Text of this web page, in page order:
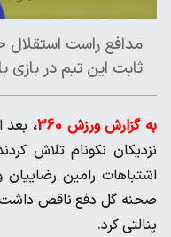
مدافع راست
ثابت این تیم در بازی
به گزارش ورزش 360 ، بعد
نزدیکان نکونام تلاش
اشتباهات رامین
صحنه گل دفع ناقص
پنالتی کرد.